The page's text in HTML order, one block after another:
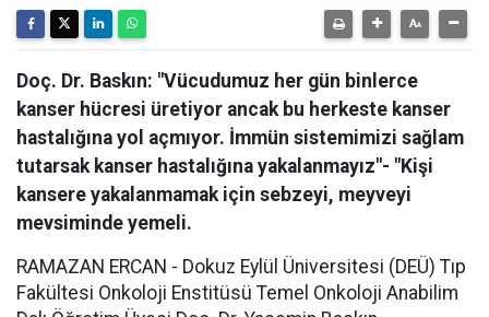
Doç. Dr. Baskın: "Vücudumuz her gün binlerce
kanser hücresi üretiyor ancak bu herkeste kanser
hastalığına yol açmıyor. İmmün sistemimizi sağlam
tutarsak kanser hastalığına yakalanmayız"- "Kişi
kansere yakalanmamak için sebzeyi, meyveyi
mevsiminde yemeli.
RAMAZAN ERCAN - Dokuz Eylül Üniversitesi (DEÜ) Tıp
Fakültesi Onkoloji Enstitüsü Temel Onkoloji Anabilim